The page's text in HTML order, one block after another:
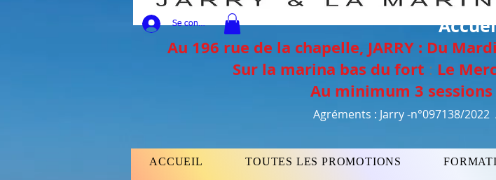
Au 196 rue de la chapelle, JARRY : Du
Sur la marina bas du fort : Le
Au minimum 3 sessions
Agréments : Jarry -n°097138/
Se connecter
ACCUEIL TOUTES LES PROMOTIONS